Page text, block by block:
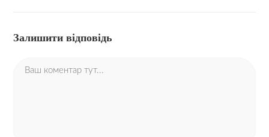
Залишити відповідь